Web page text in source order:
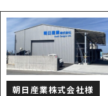
朝日産業株式会社様